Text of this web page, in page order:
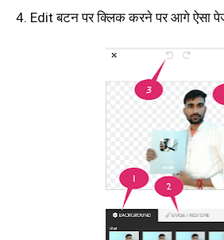
4. Edit बटन पर क्लिक करने पर आगे ऐसा